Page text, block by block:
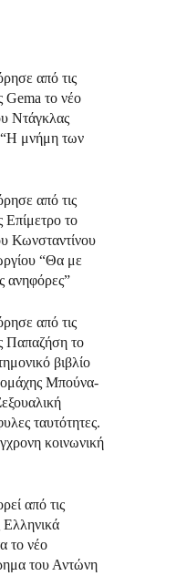
από τις
Gema το νέο
Ντάγκλας
μνήμη των
από τις
Επίμετρο το
Κωνσταντίνου
“Θα με
ανηφόρες”
από τις
Παπαζήση το
βιβλίο
Μπούνα-
ταυτότητες.
κοινωνική
από τις
Ελληνικά
το νέο
του Αντώνη